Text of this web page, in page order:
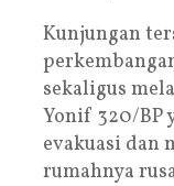
Kunjungan
sekaligus
Yonif 320/BP
evakuasi dan
rumahnya